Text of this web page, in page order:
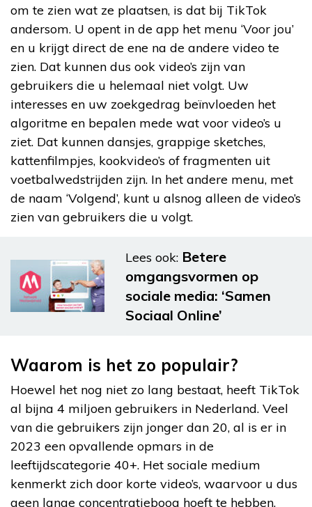
om te zien wat ze plaatsen, is dat bij TikTok
andersom. U opent in de app het menu ‘Voor jou’
en u krijgt direct de ene na de andere video te
zien. Dat kunnen dus ook video’s zijn van
gebruikers die u helemaal niet volgt. Uw
interesses en uw zoekgedrag beïnvloeden het
algoritme en bepalen mede wat voor video’s u
ziet. Dat kunnen dansjes, grappige sketches,
kattenfilmpjes, kookvideo’s of fragmenten uit
voetbalwedstrijden zijn. In het andere menu, met
de naam ‘Volgend’, kunt u alsnog alleen de video’s
zien van gebruikers die u volgt.
Lees ook: Betere
omgangsvormen op
sociale media: ‘Samen
Sociaal Online’
Waarom is het zo populair?
Hoewel het nog niet zo lang bestaat, heeft TikTok
al bijna 4 miljoen gebruikers in Nederland. Veel
van die gebruikers zijn jonger dan 20, al is er in
2023 een opvallende opmars in de
leeftijdscategorie 40+. Het sociale medium
kenmerkt zich door korte video’s, waarvoor u dus
geen lange concentratieboog hoeft te hebben.